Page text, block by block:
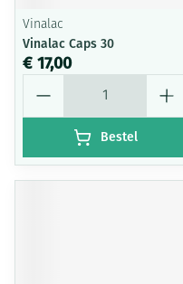
Vinalac
Vinalac Caps 30
€ 17,00
Bestel